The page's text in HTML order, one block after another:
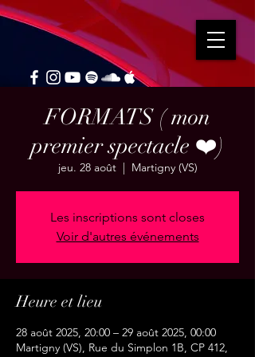
FORMATS ( mon
premier spectacle ❤️)
jeu. 28 août
  |
Martigny (VS)
Les inscriptions sont closes
Voir d'autres événements
Heure et lieu
28 août 2025, 20:00 – 29 août 2025, 00:00
Martigny (VS), Rue du Simplon 1B, CP 412,